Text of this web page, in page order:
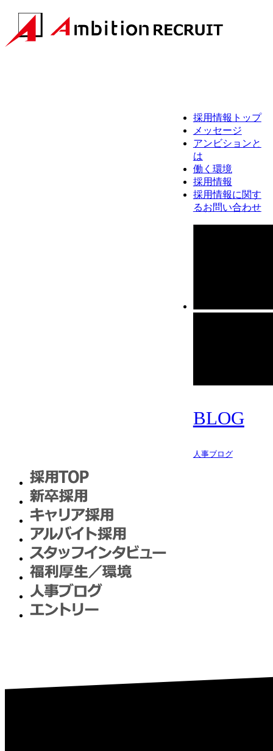
採用情報トップ
メッセージ
アンビションと
は
働く環境
採用情報
採用情報に関す
るお問い合わせ
BLOG
人事ブログ